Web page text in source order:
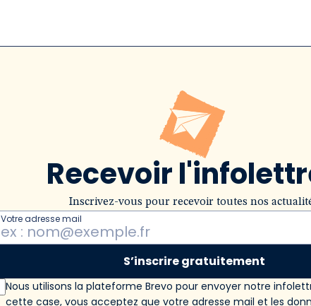
Recevoir
Inscrivez-vous pour recevoir toutes nos
Votre adresse mail
S’inscrire gratuitement
Nous utilisons la plateforme Brevo pour envoyer notre
cette case, vous acceptez que votre adresse mail et les